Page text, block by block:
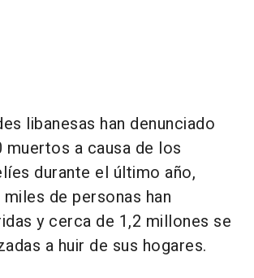
libanesas han denunciado
muertos a causa de los
durante el último año,
de personas han
y cerca de 1,2 millones se
a huir de sus hogares.